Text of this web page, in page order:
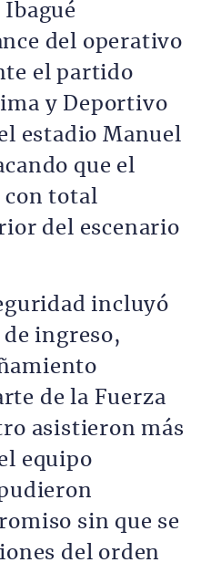
Ibagué
del operativo
el partido
y Deportivo
estadio Manuel
que el
con total
del escenario
incluyó
ingreso,
de la Fuerza
asistieron más
equipo
sin que se
del orden